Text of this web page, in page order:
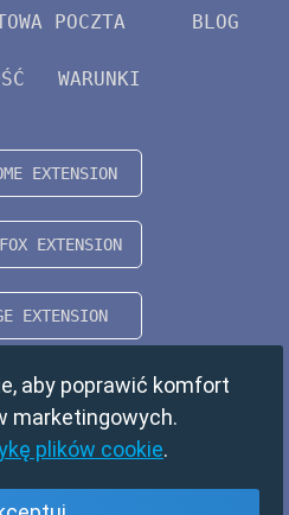
POCZTA BLOG
WARUNKI
aby poprawić komfort
marketingowych.
plików cookie.